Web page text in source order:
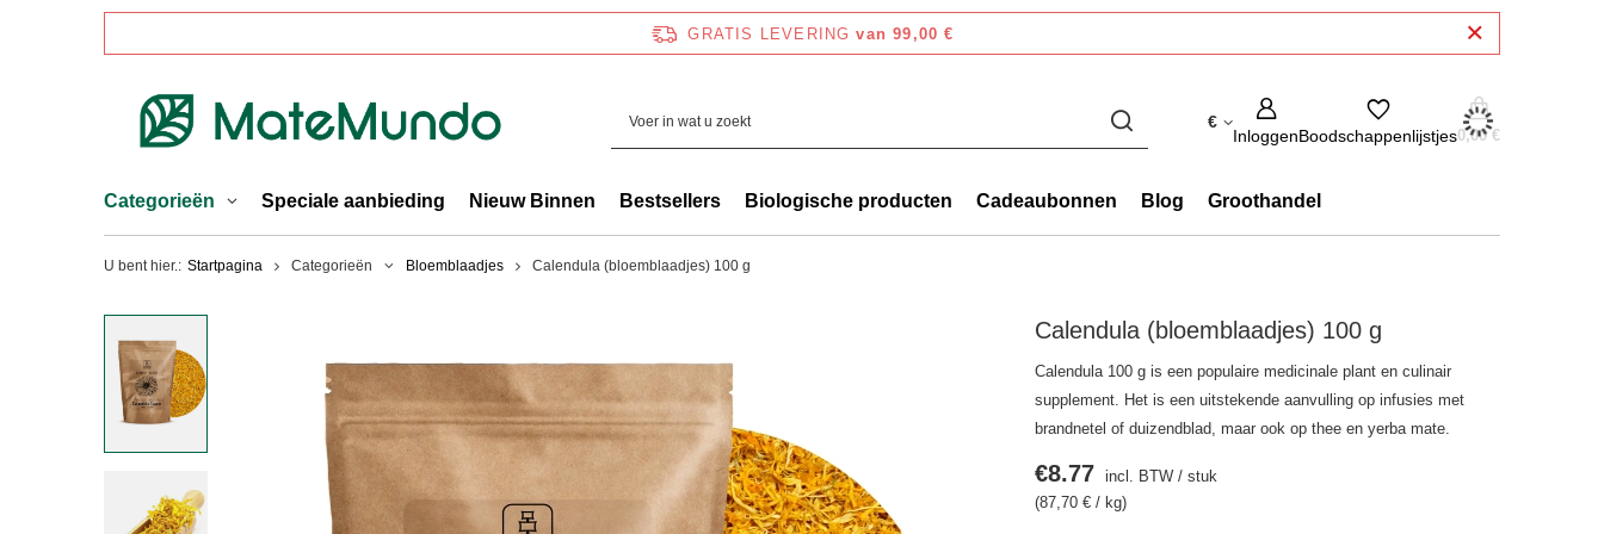
GRATIS LEVERING van 99,00 €
€
InloggenBoodschappenlijstjes0,00 €
Categorieën Speciale aanbieding Nieuw Binnen Bestsellers Biologische producten Cadeaubonnen Blog Groothandel
U bent hier.: Startpagina Categorieën Bloemblaadjes Calendula (bloemblaadjes) 100 g
Calendula (bloemblaadjes) 100 g
Calendula 100 g is een populaire medicinale plant en culinair
supplement. Het is een uitstekende aanvulling op infusies met
brandnetel of duizendblad, maar ook op thee en yerba mate.
€8.77 incl. BTW /stuk
(87,70 € / kg)